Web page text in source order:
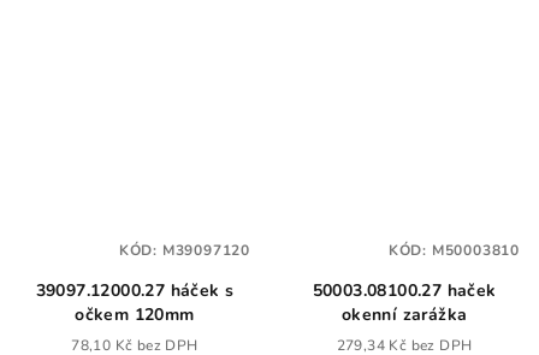
39097.12000.27 háček s
očkem 120mm
78,10 Kč bez DPH
KÓD: M39097120
50003.08100.27 haček
okenní zarážka
279,34 Kč bez DPH
KÓD: M50003810